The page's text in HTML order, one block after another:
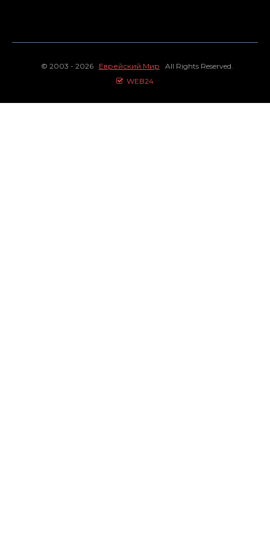
© 2003 - 2026 Еврейский Мир All Rights Reserved.
WEB24